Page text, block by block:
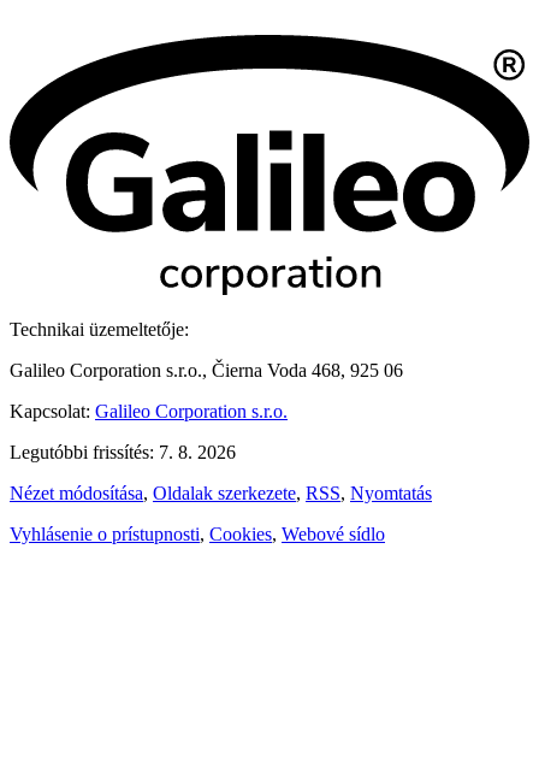
Technikai üzemeltetője:
Galileo Corporation s.r.o., Čierna Voda 468, 925 06
Kapcsolat: Galileo Corporation s.r.o.
Legutóbbi frissítés: 7. 8. 2026
Nézet módosítása, Oldalak szerkezete, RSS, Nyomtatás
Vyhlásenie o prístupnosti, Cookies, Webové sídlo